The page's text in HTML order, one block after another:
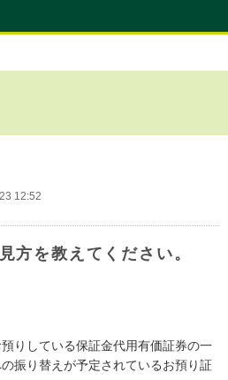
12:52
方を教えてください。
りしている保証金代用有価証券の一
振り替えが予定されているお預り証